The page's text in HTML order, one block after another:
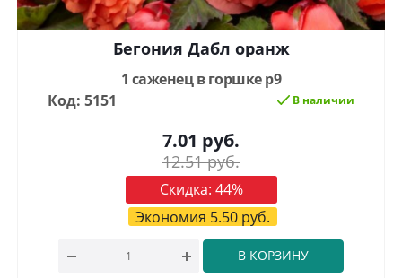
Бегония Дабл оранж
1 саженец в горшке р9
Код: 5151
В наличии
7.01 руб.
12.51руб.
Скидка: 44%
Экономия 5.50руб.
В КОРЗИНУ